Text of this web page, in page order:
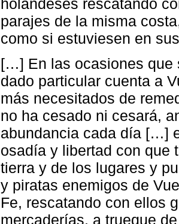
parajes de la misma
como si estuviesen en
[…] En las ocasiones que
dado particular cuenta a
más necesitados de
no ha cesado ni cesará,
abundancia cada día […]
osadía y libertad con que
tierra y de los lugares y
y piratas enemigos de
Fe, rescatando con ellos
mercaderías, a trueque